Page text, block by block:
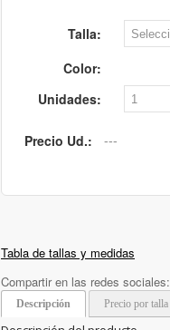
Talla:
Color:
Unidades:
Precio Ud.:
Tabla de tallas y medidas
Compartir en las redes sociales:
Descripción Precio por talla